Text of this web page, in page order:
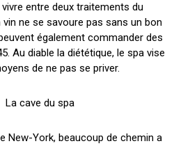
entre deux traitements du
ne se savoure pas sans un bon
également commander des
Au diable la diététique, le spa vise
de ne pas se priver.
New-York, beaucoup de chemin a